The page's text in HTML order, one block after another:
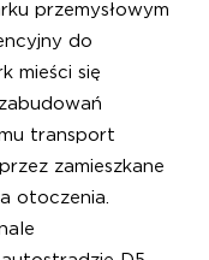
przemysłowym
do
mieści się
transport
zamieszkane
otoczenia.